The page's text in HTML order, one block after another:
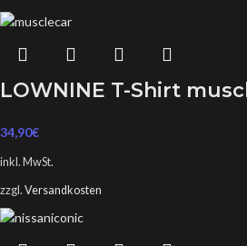
LOWNINE T-Shirt
34,90€
inkl. MwSt.
zzgl.Versandkosten